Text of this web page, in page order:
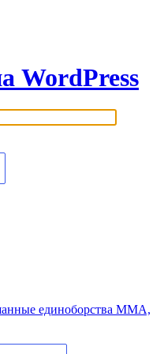
WordPress
единоборства MMA,